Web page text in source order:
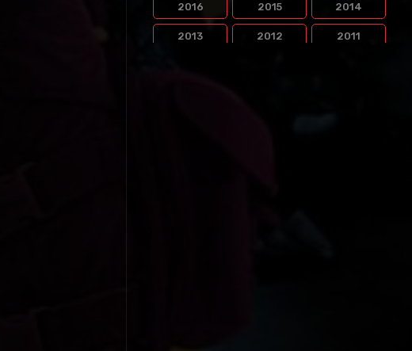
2016 2015 2014
2013 2012 2011